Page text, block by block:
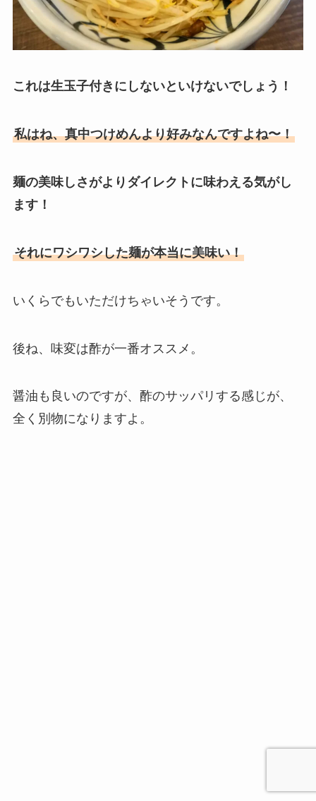
これは生玉子付きにしないといけないでしょう！
私はね、真中つけめんより好みなんですよね〜！
麺の美味しさがよりダイレクトに味わえる気がし
ます！
それにワシワシした麺が本当に美味い！
いくらでもいただけちゃいそうです。
後ね、味変は酢が一番オススメ。
醤油も良いのですが、酢のサッパリする感じが、
全く別物になりますよ。